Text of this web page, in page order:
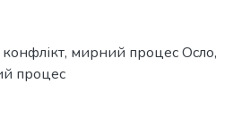
, мирний процес Осло,
процес